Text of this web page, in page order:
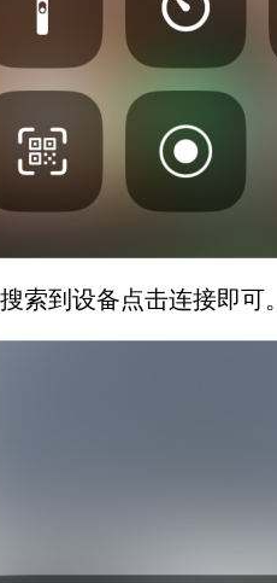
索到设备点击连接即可。